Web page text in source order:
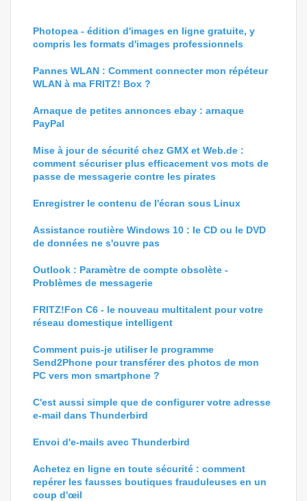
Photopea - édition d'images en ligne gratuite, y
compris les formats d'images professionnels
Pannes WLAN : Comment connecter mon répéteur
WLAN à ma FRITZ! Box ?
Arnaque de petites annonces ebay : arnaque
PayPal
Mise à jour de sécurité chez GMX et Web.de :
comment sécuriser plus efficacement vos mots de
passe de messagerie contre les pirates
Enregistrer le contenu de l'écran sous Linux
Assistance routière Windows 10 : le CD ou le DVD
de données ne s'ouvre pas
Outlook : Paramètre de compte obsolète -
Problèmes de messagerie
FRITZ!Fon C6 - le nouveau multitalent pour votre
réseau domestique intelligent
Comment puis-je utiliser le programme
Send2Phone pour transférer des photos de mon
PC vers mon smartphone ?
C'est aussi simple que de configurer votre adresse
e-mail dans Thunderbird
Envoi d'e-mails avec Thunderbird
Achetez en ligne en toute sécurité : comment
repérer les fausses boutiques frauduleuses en un
coup d'œil